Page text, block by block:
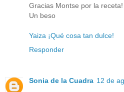
Gracias Montse por la receta!
Un beso
Yaiza ¡Qué cosa tan dulce!
Responder
Sonia de la Cuadra 12 de